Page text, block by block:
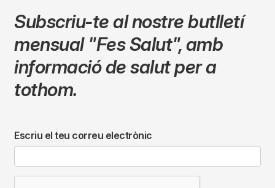
Subscriu-te al nostre butlletí
mensual "Fes Salut",amb
informació de salut per a
tothom.
Escriu el teu correu electrònic